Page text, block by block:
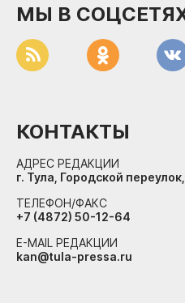
МЫ В
КОНТАКТЫ
АДРЕС РЕДАКЦИИ
г. Тула, Городской
ТЕЛЕФОН/ФАКС
+7 (4872) 50-12-64
E-MAIL РЕДАКЦИИ
kan@tula-pressa.ru